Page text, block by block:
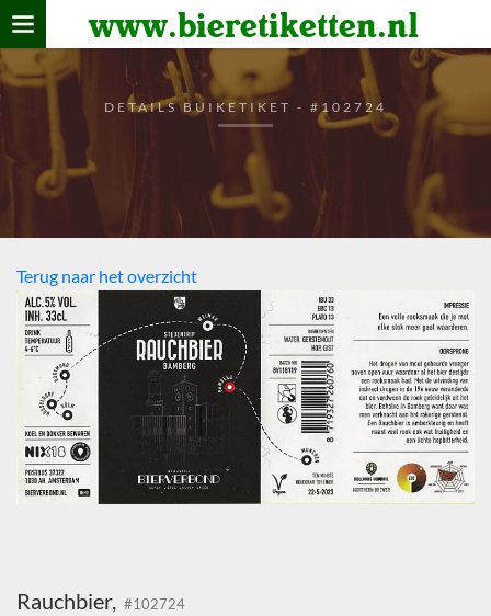
www.bieretiketten.nl
Home
verzamelen
De bierkaart
Bezoekers
DETAILS BUIKETIKET - #102724
Terug naar het overzicht
Rauchbier, #102724